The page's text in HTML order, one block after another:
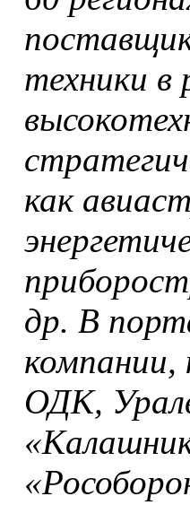
техники в
как
др. В
ОДК,